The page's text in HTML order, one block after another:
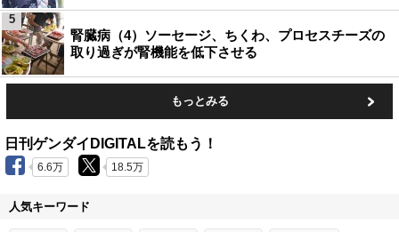
腎臓病（4）ソーセージ、ちくわ、プロセスチーズの
取り過ぎが腎機能を低下させる
5
もっとみる
日刊ゲンダイDIGITALを読もう！
6.6万 18.5万
人気キーワード